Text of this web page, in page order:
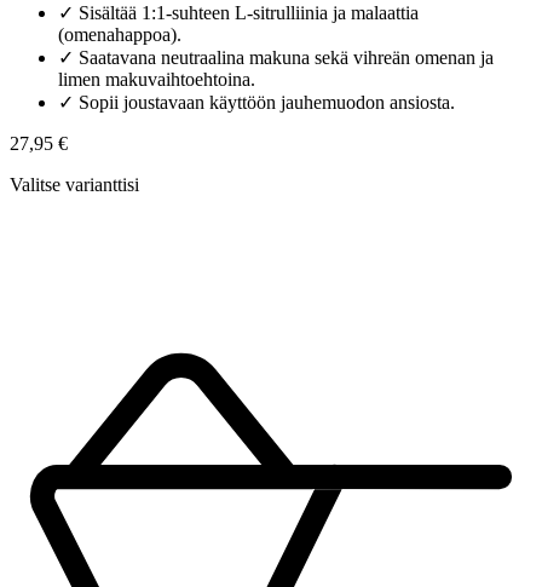
✓ Sisältää 1:1-suhteen L-sitrulliinia ja malaattia
(omenahappoa).
✓ Saatavana neutraalina makuna sekä vihreän omenan ja
limen makuvaihtoehtoina.
✓ Sopii joustavaan käyttöön jauhemuodon ansiosta.
27,95 €
Valitse varianttisi